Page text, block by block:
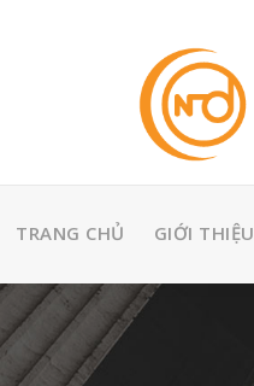
TRANG CHỦ GIỚI THIỆU